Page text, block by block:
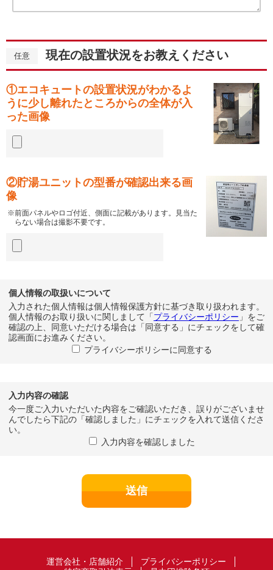
任意 現在の設置状況をお教えください
①エコキュートの設置状況がわかるよ
うに少し離れたところからの全体が入
った画像
②貯湯ユニットの型番が確認出来る画
像
前面パネルやロゴ付近、側面に記載があります。見当た
らない場合は撮影不要です。
個人情報の取扱いについて
入力された個人情報は個人情報保護方針に基づき取り扱われます。
個人情報のお取り扱いに関しまして「プライバシーポリシー 」をご
確認の上、同意いただける場合は「同意する」にチェックをして確
認画面にお進みください。
プライバシーポリシーに同意する
入力内容の確認
今一度ご入力いただいた内容をご確認いただき、誤りがございませ
んでしたら下記の「確認しました」にチェックを入れて送信くださ
い。
入力内容を確認しました
運営会社・店舗紹介
プライバシーポリシー